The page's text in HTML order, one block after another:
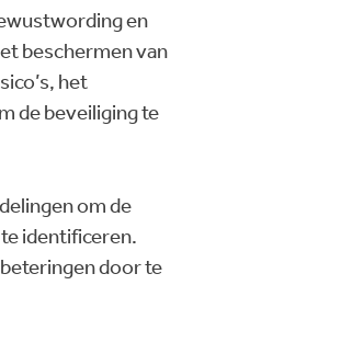
en
beschermen van
het
de beveiliging te
om de
identificeren.
door te